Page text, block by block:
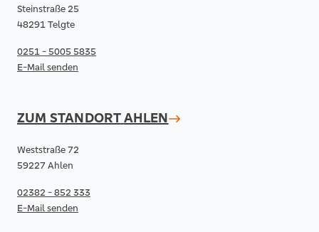
Steinstraße 25
48291 Telgte
0251 - 5005 5835
E-Mail senden
ZUM STANDORTAHLEN
Weststraße 72
59227 Ahlen
02382 - 852 333
E-Mail senden